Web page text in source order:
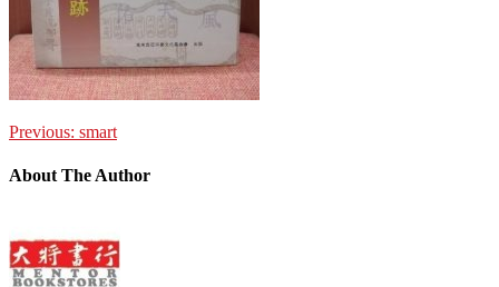
Previous: smart
About The Author